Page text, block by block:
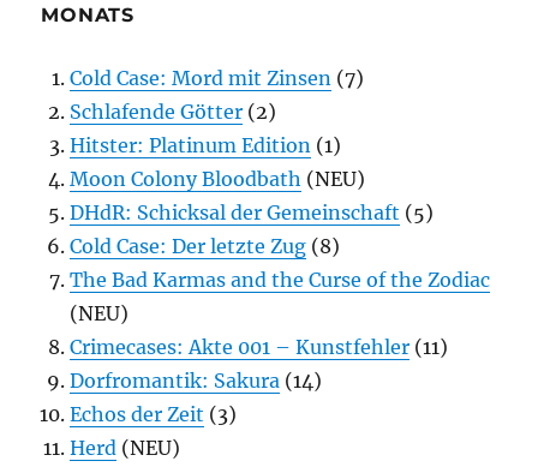
MONATS
Cold Case: Mord mit Zinsen (7)
Schlafende Götter (2)
Hitster: Platinum Edition (1)
Moon Colony Bloodbath (NEU)
DHdR: Schicksal der Gemeinschaft (5)
Cold Case: Der letzte Zug (8)
The Bad Karmas and the Curse of the Zodiac
(NEU)
Crimecases: Akte 001 – Kunstfehler (11)
Dorfromantik: Sakura (14)
Echos der Zeit (3)
Herd (NEU)